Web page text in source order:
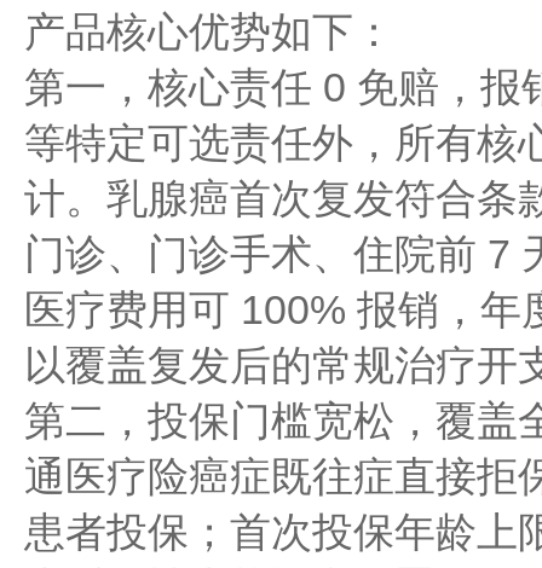
产品核心优势如下：
第一，核心责任 0 免赔，
等特定可选责任外，所有核
计。乳腺癌首次复发符合条
门诊、门诊手术、住院前 7
医疗费用可 100% 报销，
以覆盖复发后的常规治疗开
第二，投保门槛宽松，覆盖
通医疗险癌症既往症直接拒
患者投保；首次投保年龄上